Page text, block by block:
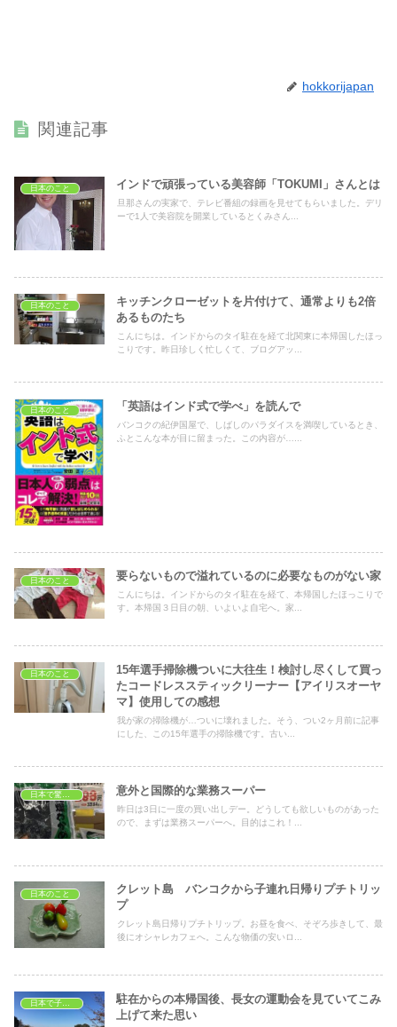
hokkorijapan
関連記事
日本のこと インドで頑張っている美容師「TOKUMI」さんとは
旦那さんの実家で、テレビ番組の録画を見せてもらいました。デリ
ーで1人で美容院を開業しているとくみさん...
日本のこと
キッチンクローゼットを片付けて、通常よりも2倍
あるものたち
こんにちは。インドからのタイ駐在を経て北関東に本帰国したほっ
こりです。昨日珍しく忙しくて、ブログアッ...
日本のこと 「英語はインド式で学べ」を読んで
バンコクの紀伊国屋で、しばしのパラダイスを満喫しているとき、
ふとこんな本が目に留まった。この内容が…...
日本のこと 要らないもので溢れているのに必要なものがない家
こんにちは。インドからのタイ駐在を経て、本帰国したほっこりで
す。本帰国３日目の朝、いよいよ自宅へ。家...
日本のこと
15年選手掃除機ついに大往生！検討し尽くして買っ
たコードレススティックリーナー【アイリスオーヤ
マ】使用しての感想
我が家の掃除機が…ついに壊れました。そう、つい2ヶ月前に記事
にした、この15年選手の掃除機です。古い...
日本で驚いたこと 意外と国際的な業務スーパー
昨日は3日に一度の買い出しデー。どうしても欲しいものがあった
ので、まずは業務スーパーへ。目的はこれ！...
日本のこと
クレット島 バンコクから子連れ日帰りプチトリッ
プ
クレット島日帰りプチトリップ。お昼を食べ、そぞろ歩きして、最
後にオシャレカフェへ。こんな物価の安いロ...
日本で子育て
駐在からの本帰国後、長女の運動会を見ていてこみ
上げて来た思い